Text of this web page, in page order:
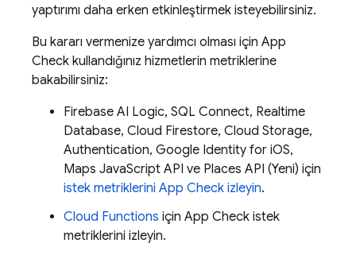
yaptırımı daha erken etkinleştirmek isteyebilirsiniz.
Bu kararı vermenize yardımcı olması için App
Check kullandığınız hizmetlerin metriklerine
bakabilirsiniz:
Firebase AI Logic, SQL Connect, Realtime
Database, Cloud Firestore, Cloud Storage,
Authentication, Google Identity for iOS,
Maps JavaScript API ve Places API (Yeni) için
istek metriklerini App Check izleyin.
Cloud Functions için App Check istek
metriklerini izleyin.